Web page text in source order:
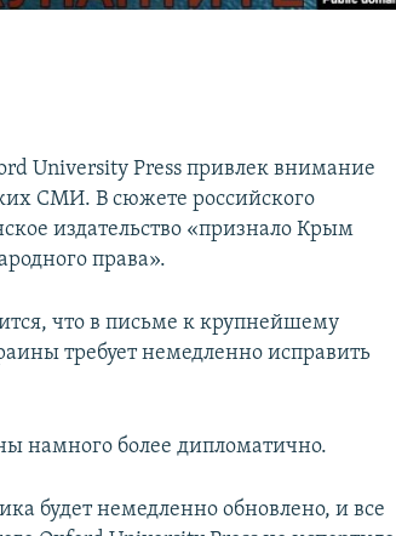
University Press привлек внимание
СМИ. В сюжете российского
издательство «признало Крым
права».
что в письме к крупнейшему
требует немедленно исправить
намного более дипломатично.
будет немедленно обновлено, и все